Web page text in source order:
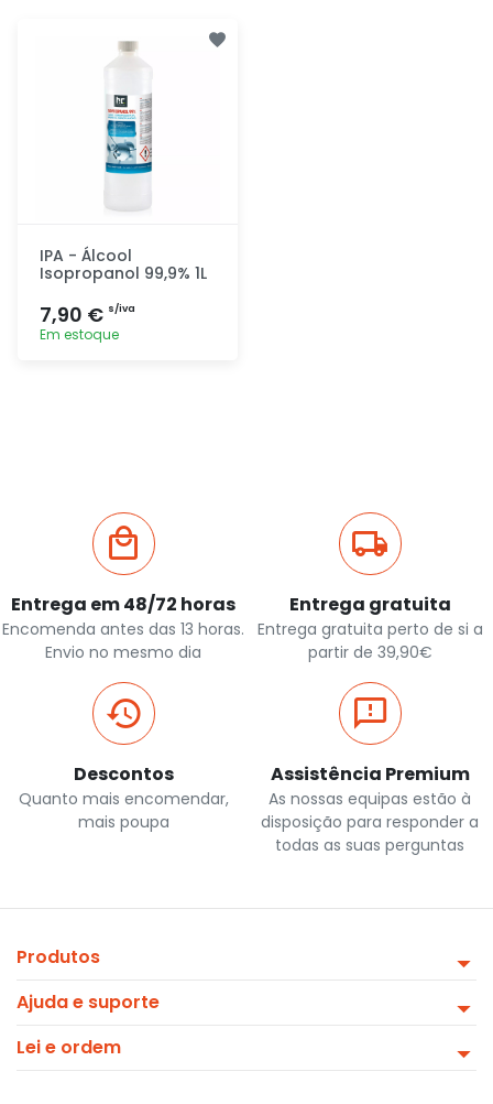
IPA - Álcool
Isopropanol 99,9% 1L
7,90 € s/iva
Em estoque
Entrega em 48/72 horas
Encomenda antes das 13 horas.
Envio no mesmo dia
Entrega gratuita
Entrega gratuita perto de si a
partir de 39,90€
Descontos
Quanto mais encomendar,
mais poupa
Assistência Premium
As nossas equipas estão à
disposição para responder a
todas as suas perguntas
Produtos
Ajuda e suporte
Lei e ordem